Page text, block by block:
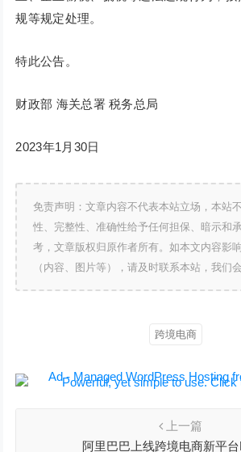
规等规定处理。
特此公告。
财政部 海关总署 税务总局
2023年1月30日
免责声明：文章内容不代表本站立场，本站
性、完整性、准确性给予任何担保、暗示和
考，文章版权归原作者所有。如本文内容影
（内容、图片等），请及时联系本站，我们
跨境电商
上一篇
阿里巴巴上线跨境电商新平